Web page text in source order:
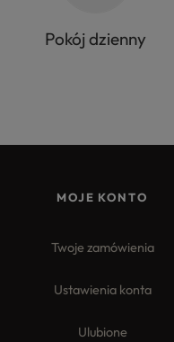
Pokój dzienny
MOJE KONTO
Twoje zamówienia
Ustawienia konta
Ulubione